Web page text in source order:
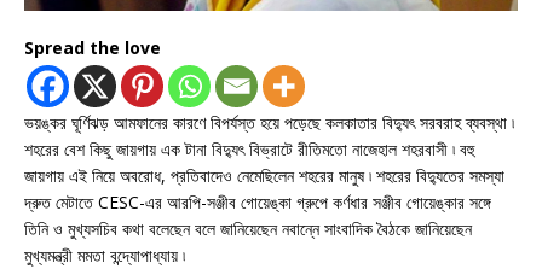
Spread the love
ভয়ঙ্কর ঘূর্ণিঝড় আমফানের কারণে বিপর্যস্ত হয়ে পড়েছে কলকাতার বিদ্যুৎ সরবরাহ ব্যবস্থা ৷
শহরের বেশ কিছু জায়গায় এক টানা বিদ্যুৎ বিভ্রাটে রীতিমতো নাজেহাল শহরবাসী ৷ বহু
জায়গায় এই নিয়ে অবরোধ, প্রতিবাদেও নেমেছিলেন শহরের মানুষ ৷ শহরের বিদ্যুতের সমস্যা
দ্রুত মেটাতে CESC-এর আরপি-সঞ্জীব গোয়েঙ্কা গ্রুপে কর্ণধার সঞ্জীব গোয়েঙ্কার সঙ্গে
তিনি ও মুখ্যসচিব কথা বলেছেন বলে জানিয়েছেন নবান্নে সাংবাদিক বৈঠকে জানিয়েছেন
মুখ্যমন্ত্রী মমতা বন্দ্যোপাধ্যায় ৷